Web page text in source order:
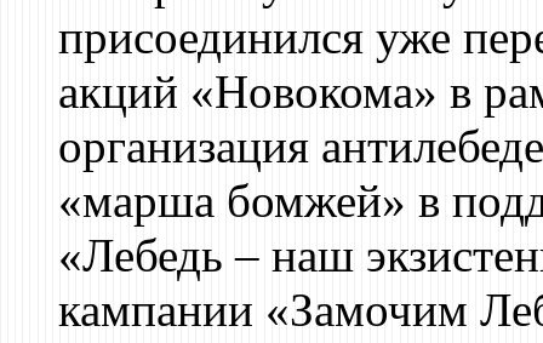
присоединился уже
акций «Новокома» в
организация
«марша бомжей» в
«Лебедь – наш
кампании «Замочим